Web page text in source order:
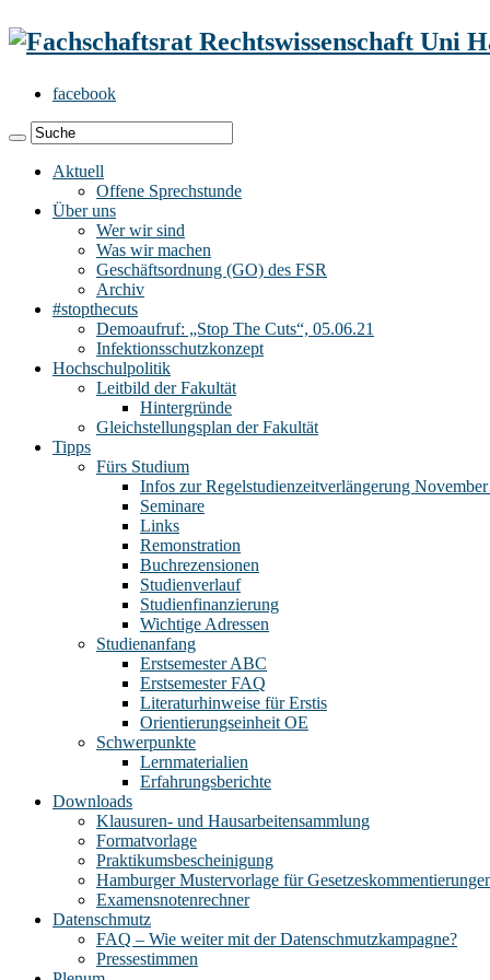
facebook
Aktuell
Offene Sprechstunde
Über uns
Wer wir sind
Was wir machen
Geschäftsordnung (GO) des FSR
Archiv
#stopthecuts
Demoaufruf: „Stop The Cuts“, 05.06.21
Infektionsschutzkonzept
Hochschulpolitik
Leitbild der Fakultät
Hintergründe
Gleichstellungsplan der Fakultät
Tipps
Fürs Studium
Infos zur Regelstudienzeitverlängerung
Seminare
Links
Remonstration
Buchrezensionen
Studienverlauf
Studienfinanzierung
Wichtige Adressen
Studienanfang
Erstsemester ABC
Erstsemester FAQ
Literaturhinweise für Erstis
Orientierungseinheit OE
Schwerpunkte
Lernmaterialien
Erfahrungsberichte
Downloads
Klausuren- und Hausarbeitensammlung
Formatvorlage
Praktikumsbescheinigung
Hamburger Mustervorlage für
Examensnotenrechner
Datenschmutz
FAQ – Wie weiter mit der Datenschmutzkampagne?
Pressestimmen